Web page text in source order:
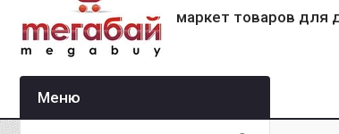
маркет товаров для